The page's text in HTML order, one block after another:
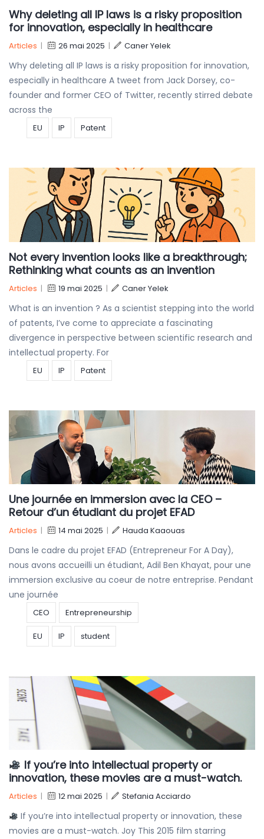
Why deleting all IP laws is a risky proposition
for innovation, especially in healthcare
Articles | 26 mai 2025 | Caner Yelek
Why deleting all IP laws is a risky proposition for innovation,
especially in healthcare A tweet from Jack Dorsey, co-
founder and former CEO of Twitter, recently stirred debate
across the
EU IP Patent
Not every invention looks like a breakthrough;
Rethinking what counts as an invention
Articles | 19 mai 2025 | Caner Yelek
What is an invention ? As a scientist stepping into the world
of patents, I’ve come to appreciate a fascinating
divergence in perspective between scientific research and
intellectual property. For
EU IP Patent
Une journée en immersion avec la CEO –
Retour d’un étudiant du projet EFAD
Articles | 14 mai 2025 | Hauda Kaaouas
Dans le cadre du projet EFAD (Entrepreneur For A Day),
nous avons accueilli un étudiant, Adil Ben Khayat, pour une
immersion exclusive au coeur de notre entreprise. Pendant
une journée
CEO Entrepreneurship
EU IP student
If you’re into intellectual property or
innovation, these movies are a must-watch.
Articles | 12 mai 2025 | Stefania Acciardo
If you’re into intellectual property or innovation, these
movies are a must-watch. Joy This 2015 film starring